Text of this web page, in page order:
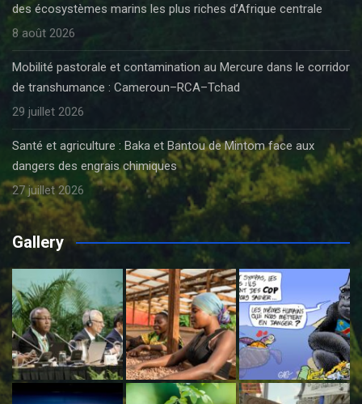
des écosystèmes marins les plus riches d’Afrique centrale
8 août 2026
Mobilité pastorale et contamination au Mercure dans le corridor
de transhumance : Cameroun–RCA–Tchad
29 juillet 2026
Santé et agriculture : Baka et Bantou de Mintom face aux
dangers des engrais chimiques
27 juillet 2026
Gallery